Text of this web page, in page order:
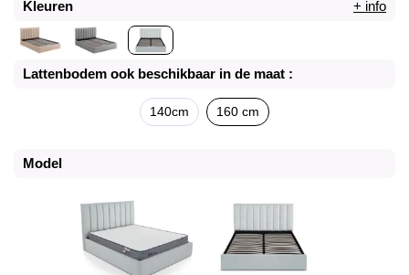
Kleuren + info
Lattenbodem ook beschikbaar in de maat :
140cm 160 cm
Model